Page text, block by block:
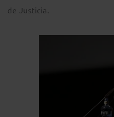
de Justicia.